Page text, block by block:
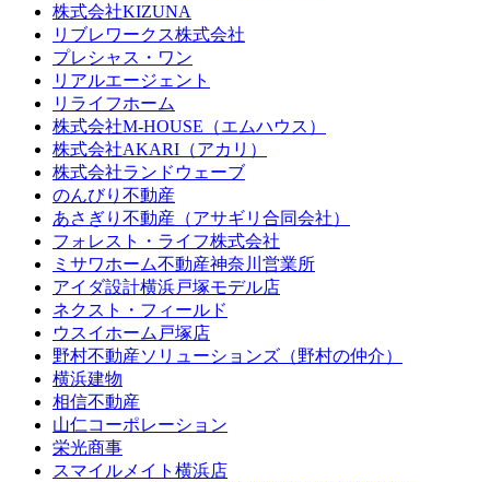
株式会社KIZUNA
リブレワークス株式会社
プレシャス・ワン
リアルエージェント
リライフホーム
株式会社M-HOUSE（エムハウス）
株式会社AKARI（アカリ）
株式会社ランドウェーブ
のんびり不動産
あさぎり不動産（アサギリ合同会社）
フォレスト・ライフ株式会社
ミサワホーム不動産神奈川営業所
アイダ設計横浜戸塚モデル店
ネクスト・フィールド
ウスイホーム戸塚店
野村不動産ソリューションズ（野村の仲介）
横浜建物
相信不動産
山仁コーポレーション
栄光商事
スマイルメイト横浜店